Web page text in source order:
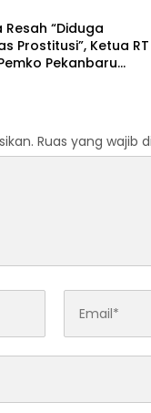
“Diduga
Prostitusi”, Ketua RT
Pekanbaru
Ruas yang wajib